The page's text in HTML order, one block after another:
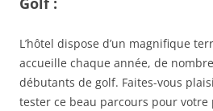
L’hôtel dispose d’un magnifique
accueille chaque année, de
débutants de golf. Faites-vous
tester ce beau parcours pour